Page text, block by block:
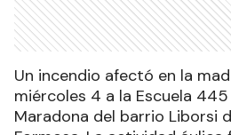
Un incendio afectó en la
miércoles 4 a la Escuela
Maradona del barrio Liborsi